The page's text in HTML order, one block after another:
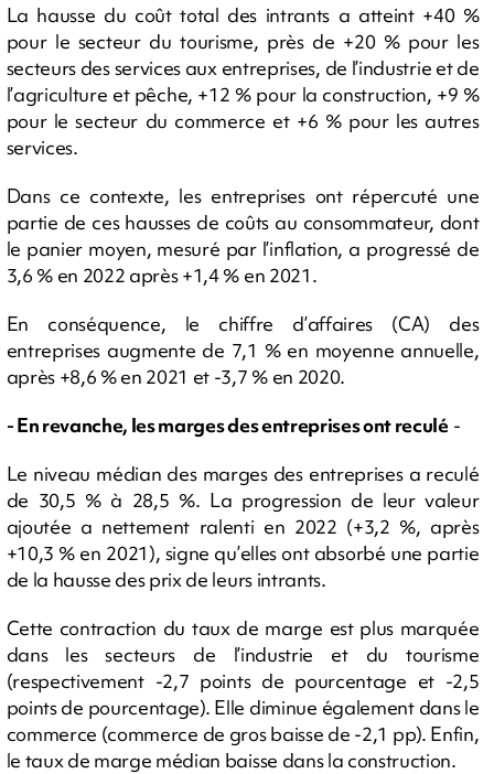
La hausse du coût total des intrants a atteint +40 %
pour le secteur du tourisme, près de +20 % pour les
secteurs des services aux entreprises, de l’industrie et de
l’agriculture et pêche, +12 % pour la construction, +9 %
pour le secteur du commerce et +6 % pour les autres
services.
Dans ce contexte, les entreprises ont répercuté une
partie de ces hausses de coûts au consommateur, dont
le panier moyen, mesuré par l’inflation, a progressé de
3,6 % en 2022 après +1,4 % en 2021.
En conséquence, le chiffre d’affaires (CA) des
entreprises augmente de 7,1 % en moyenne annuelle,
après +8,6 % en 2021 et -3,7 % en 2020.
- En revanche, les marges des entreprises ont reculé-
Le niveau médian des marges des entreprises a reculé
de 30,5 % à 28,5 %. La progression de leur valeur
ajoutée a nettement ralenti en 2022 (+3,2 %, après
+10,3 % en 2021), signe qu’elles ont absorbé une partie
de la hausse des prix de leurs intrants.
Cette contraction du taux de marge est plus marquée
dans les secteurs de l’industrie et du tourisme
(respectivement -2,7 points de pourcentage et -2,5
points de pourcentage). Elle diminue également dans le
commerce (commerce de gros baisse de -2,1 pp). Enfin,
le taux de marge médian baisse dans la construction.